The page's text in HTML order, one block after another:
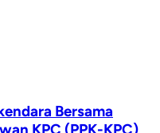
Bersama
KPC (PPK-KPC)